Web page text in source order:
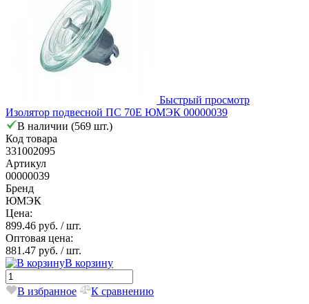
Быстрый просмотр
Изолятор подвесной ПС 70Е ЮМЭК 00000039
В наличии (569 шт.)
Код товара
331002095
Артикул
00000039
Бренд
ЮМЭК
Цена:
899.46 руб. / шт.
Оптовая цена:
881.47 руб. / шт.
В корзину
В избранное К сравнению